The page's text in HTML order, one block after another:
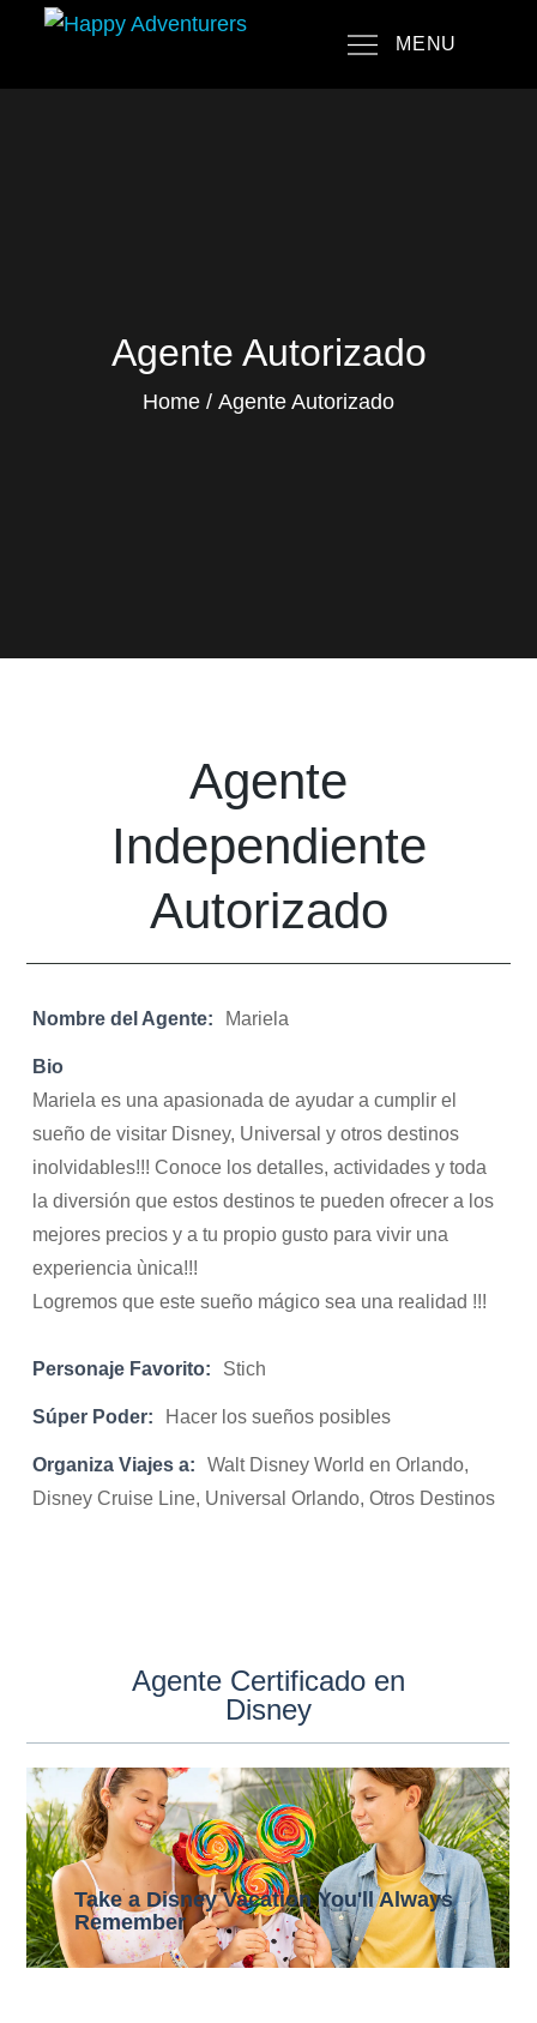
content
MENU
Agente Autorizado
Home Agente Autorizado
Agente
Independiente
Autorizado
Nombre del Agente: Mariela
Bio
Mariela es una apasionada de ayudar a cumplir el
sueño de visitar Disney, Universal y otros destinos
inolvidables!!! Conoce los detalles, actividades y toda
la diversión que estos destinos te pueden ofrecer a los
mejores precios y a tu propio gusto para vivir una
experiencia ùnica!!!
Logremos que este sueño mágico sea una realidad !!!
Personaje Favorito: Stich
Súper Poder: Hacer los sueños posibles
Organiza Viajes a:
Walt Disney World en Orlando,
Disney Cruise Line, Universal Orlando, Otros Destinos